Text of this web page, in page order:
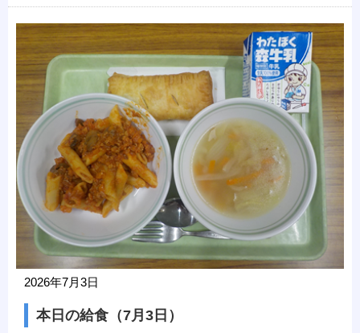
2026年7月3日
本日の給食（7月3日）